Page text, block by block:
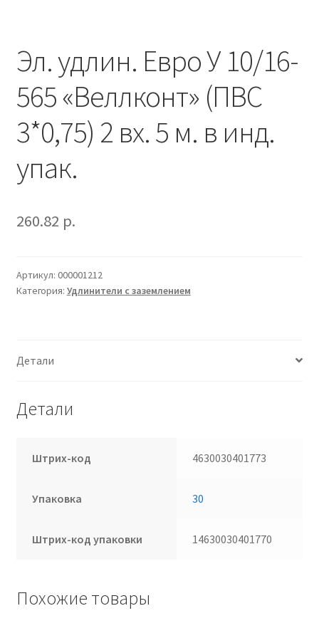
Оформление заказа
Прайс-лист
Эл. удлин. Евро У 10/16-
565 «Веллконт» (ПВС
3*0,75) 2 вх. 5 м. в инд.
упак.
260.82 р.
Артикул: 000001212
Категория: Удлинители с заземлением
Детали
Детали
Штрих-код 4630030401773
Упаковка 30
Штрих-код упаковки 14630030401770
Похожие товары